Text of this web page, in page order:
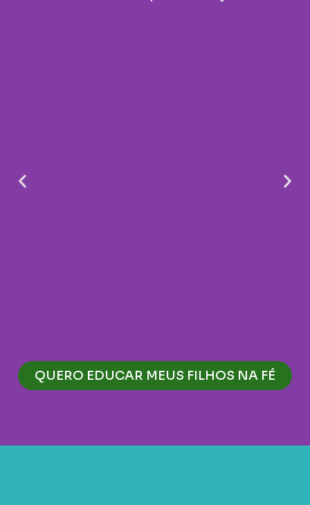
QUERO EDUCAR MEUS FILHOS NA FÉ